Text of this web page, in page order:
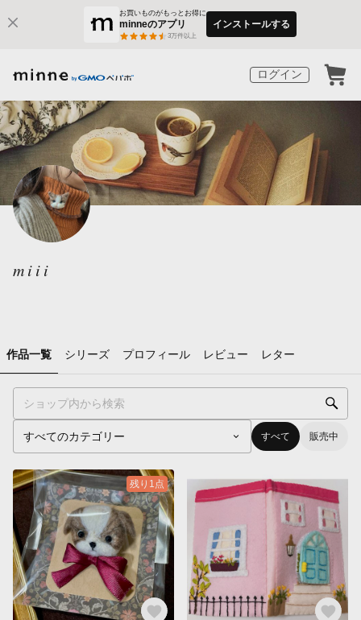
お買いものがもっとお得に
minneのアプリ
3万件以上
インストールする
ログイン
miii
作品一覧 シリーズ プロフィール レビュー レター
すべて 販売中
残り1点